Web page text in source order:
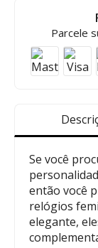
Parcele
Se você
então você
relógios
elegante,